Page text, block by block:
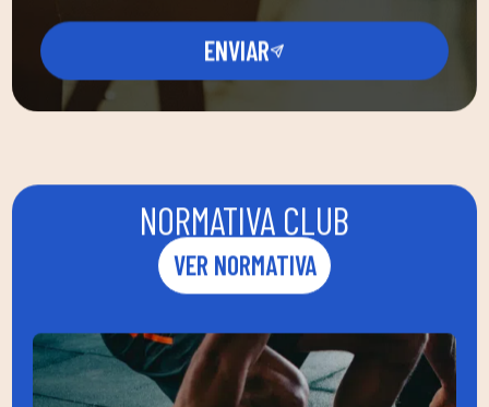
ENVIAR
NORMATIVA CLUB
VER NORMATIVA